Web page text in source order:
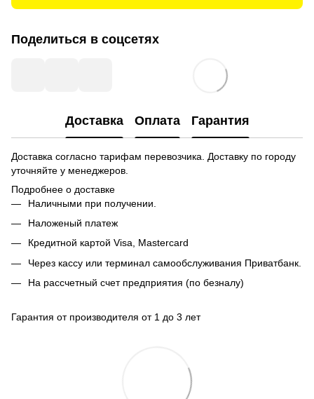
Поделиться в соцсетях
Доставка Оплата Гарантия
Доставка согласно тарифам перевозчика. Доставку по городу
уточняйте у менеджеров.
Подробнее о доставке
Наличными при получении.
Наложеный платеж
Кредитной картой Visa, Mastercard
Через кассу или терминал самообслуживания Приватбанк.
На рассчетный счет предприятия (по безналу)
Гарантия от производителя от 1 до 3 лет